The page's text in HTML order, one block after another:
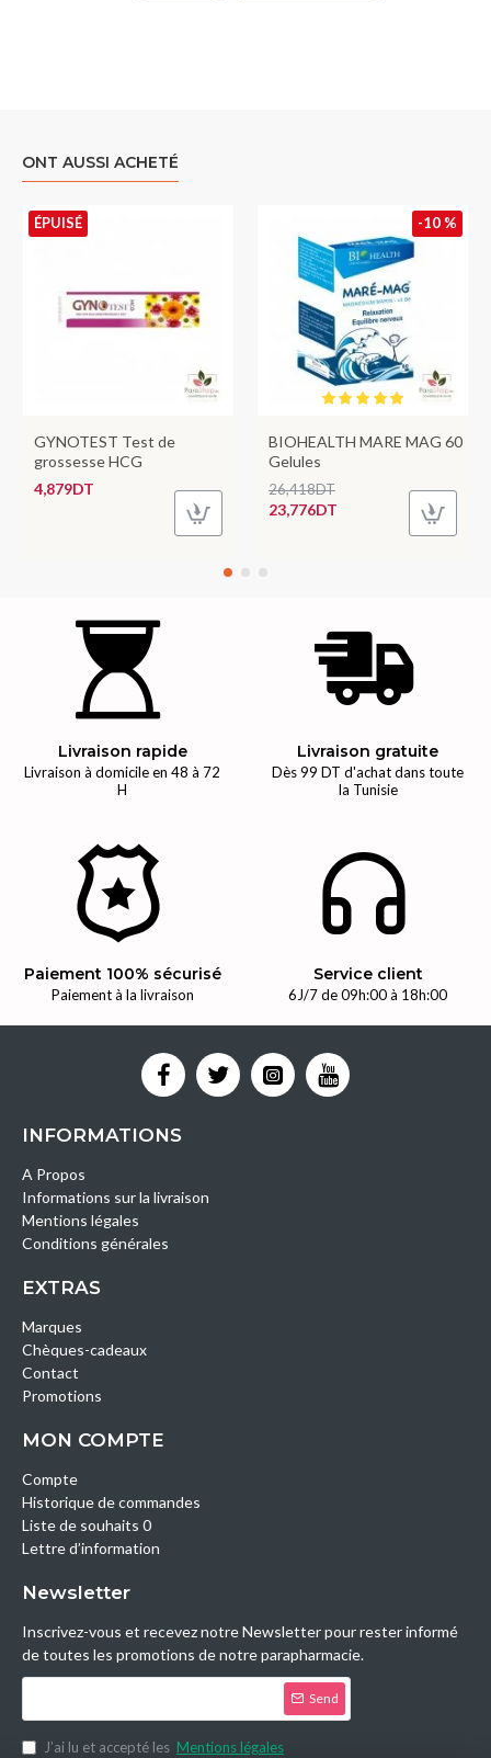
ONT AUSSI ACHETÉ
ÉPUISÉ
GYNOTEST Test de
grossesse HCG
4,879DT
-10 %
BIOHEALTH MARE MAG 60
Gelules
23,776DT
26,418DT
Livraison rapide
Livraison à domicile en 48 à 72
H
Livraison gratuite
Dès 99 DT d'achat dans toute
la Tunisie
Paiement 100% sécurisé
Paiement à la livraison
Service client
6J/7 de 09h:00 à 18h:00
INFORMATIONS
A Propos
Informations sur la livraison
Mentions légales
Conditions générales
EXTRAS
Marques
Chèques-cadeaux
Contact
Promotions
MON COMPTE
Compte
Historique de commandes
Liste de souhaits 0
Lettre d’information
Newsletter
Inscrivez-vous et recevez notre Newsletter pour rester informé
de toutes les promotions de notre parapharmacie.
Send
J’ai lu et accepté les Mentions légales